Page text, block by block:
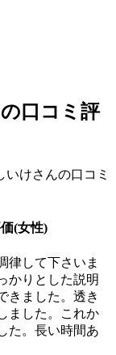
口コミ評
けさんの口コミ
(女性)
律して下さいま
かりとした説明
きました。透き
ました。これか
た。長い時間あ